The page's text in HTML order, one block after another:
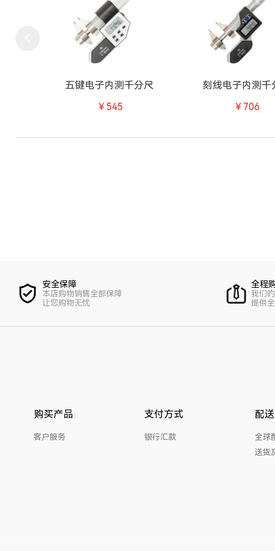
五键电子内测千分尺
￥545
刻线电子内测千
￥706
安全保障
本店购物销售全部保障
让您购物无忧
全程
我们
提供
购买产品
客户服务
支付方式
银行汇款
配
全球
送货